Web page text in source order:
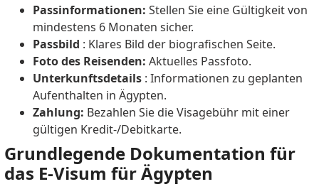
Passinformationen: Stellen Sie eine Gültigkeit von
mindestens 6 Monaten sicher.
Passbild : Klares Bild der biografischen Seite.
Foto des Reisenden: Aktuelles Passfoto.
Unterkunftsdetails: Informationen zu geplanten
Aufenthalten in Ägypten.
Zahlung: Bezahlen Sie die Visagebühr mit einer
gültigen Kredit-/Debitkarte.
Grundlegende Dokumentation für
das E-Visum für Ägypten